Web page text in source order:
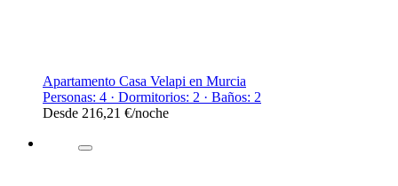
Apartamento Casa Velapi en Murcia
Personas: 4 · Dormitorios: 2 · Baños: 2
Desde 216,21 €/noche